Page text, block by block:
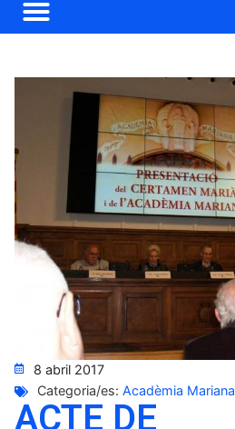
8 abril 2017
Categoria/es: Acadèmia Mariana
ACTE DE